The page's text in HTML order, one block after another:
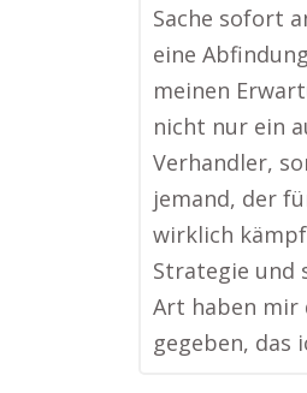
Sache sofort
eine
meinen
nicht nur ein
Verhandler,
jemand, der
wirklich
Strategie und
Art haben mir
gegeben, das